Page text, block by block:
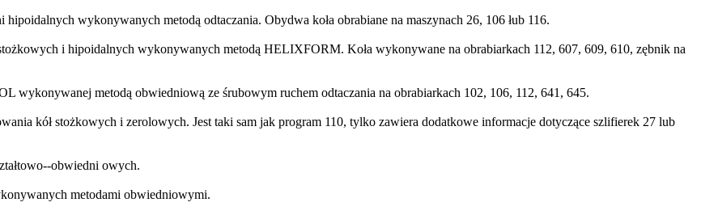
wykonywanych metodą odtaczania. Obydwa koła obrabiane na maszynach 26, 106 łub 116.
i hipoidalnych wykonywanych metodą HELIXFORM. Koła wykonywane na obrabiarkach 112, 607, 609, 610, zębnik na
metodą obwiedniową ze śrubowym ruchem odtaczania na obrabiarkach 102, 106, 112, 641, 645.
kół stożkowych i zerolowych. Jest taki sam jak program 110, tylko zawiera dodatkowe informacje dotyczące szlifierek 27 lub
obwiedni owych.
metodami obwiedniowymi.